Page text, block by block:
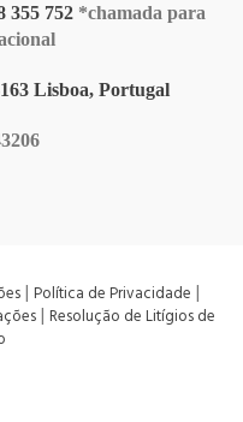
355 752 *chamada para
Lisboa, Portugal
| Política de Privacidade |
| Resolução de Litígios de